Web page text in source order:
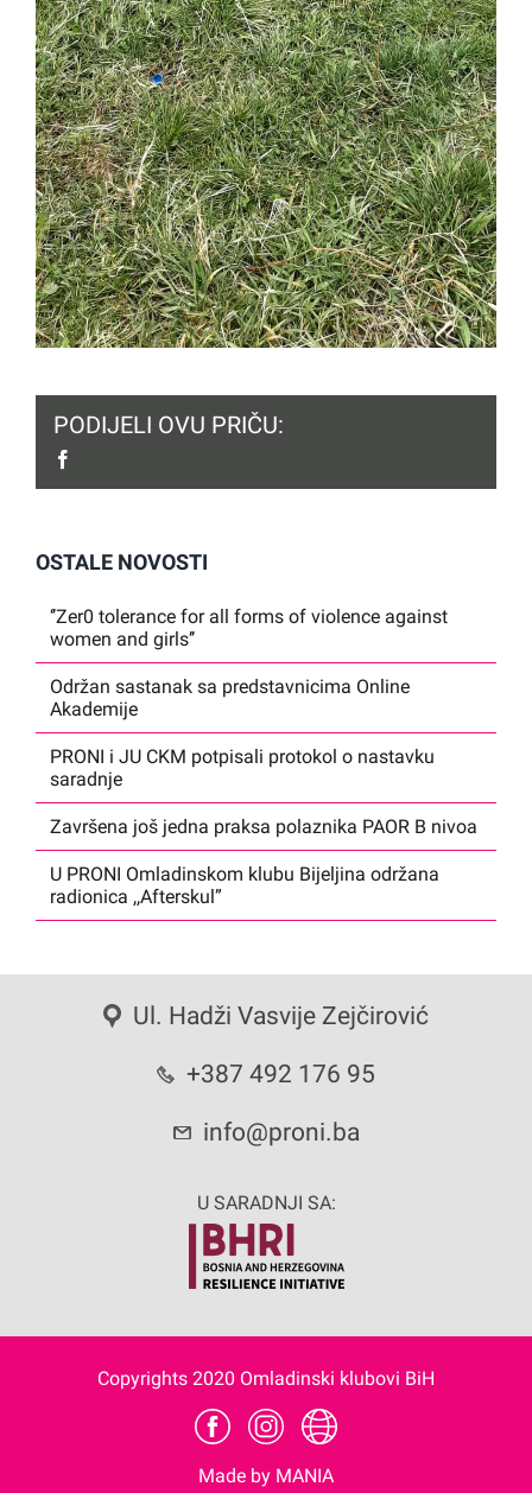
PODIJELI OVU PRIČU:
OSTALE NOVOSTI
‘’Zer0 tolerance for all forms of violence against
women and girls’’
Održan sastanak sa predstavnicima Online
Akademije
PRONI i JU CKM potpisali protokol o nastavku
saradnje
Završena još jedna praksa polaznika PAOR B nivoa
U PRONI Omladinskom klubu Bijeljina održana
radionica ,,Afterskul”
Ul. Hadži Vasvije Zejčirović
+387 492 176 95
info@proni.ba
U SARADNJI SA:
Copyrights 2020 Omladinski klubovi BiH
Made by MANIA